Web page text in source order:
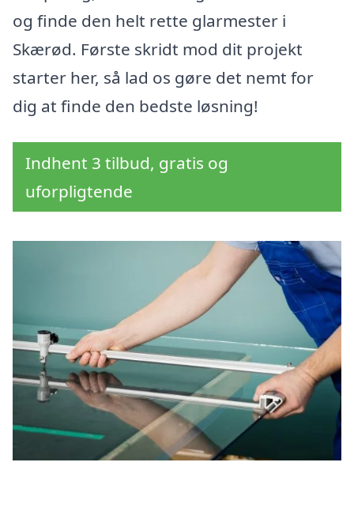
og finde den helt rette glarmester i
Skærød. Første skridt mod dit projekt
starter her, så lad os gøre det nemt for
dig at finde den bedste løsning!
Indhent 3 tilbud, gratis og
uforpligtende